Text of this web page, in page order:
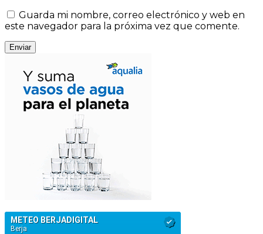
Guarda mi nombre, correo electrónico y web en
este navegador para la próxima vez que comente.
Enviar